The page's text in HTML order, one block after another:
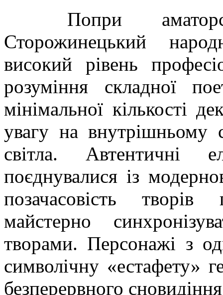
Попри
Сторожинецький
високий рівень
розуміння складної
мінімальної кількості
увагу на внутрішньому
світла. Автентичні
поєднувалися із
позачасовість
майстерно
творами. Персонажі з
символічну «естафету»
безперервного